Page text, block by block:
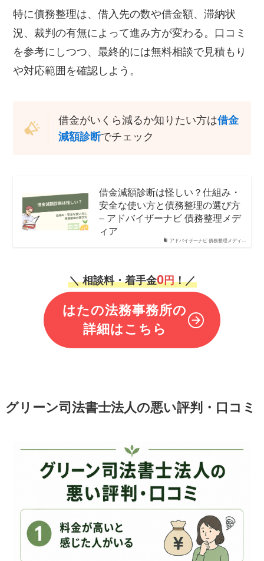
特に債務整理は、借入先の数や借金額、滞納状
況、裁判の有無によって進み方が変わる。口コミ
を参考にしつつ、最終的には無料相談で見積もり
や対応範囲を確認しよう。
借金がいくら減るか知りたい方は借金
減額診断でチェック
アドバイザーナビ 債務整理メディ…
借金減額診断は怪しい？仕組み・
安全な使い方と債務整理の選び方
– アドバイザーナビ 債務整理メデ
ィア
＼ 相談料・着手金0円！／
はたの法務事務所の
詳細はこちら
グリーン司法書士法人の悪い評判・口コミ